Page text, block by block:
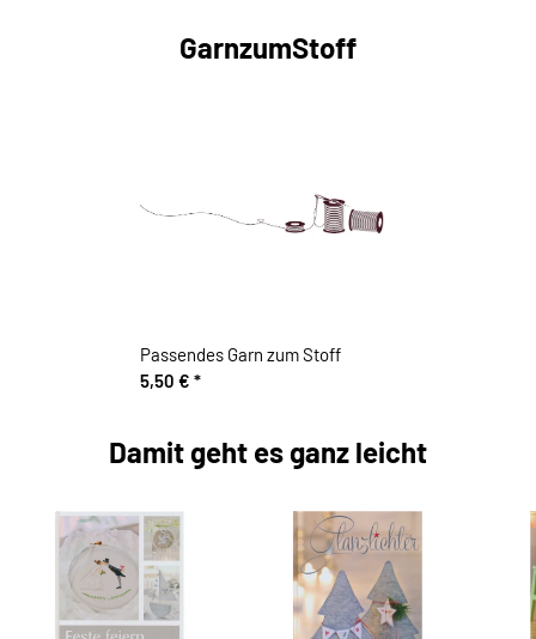
GarnzumStoff
Passendes Garn zum Stoff
5,50 € *
Damit geht es ganz leicht